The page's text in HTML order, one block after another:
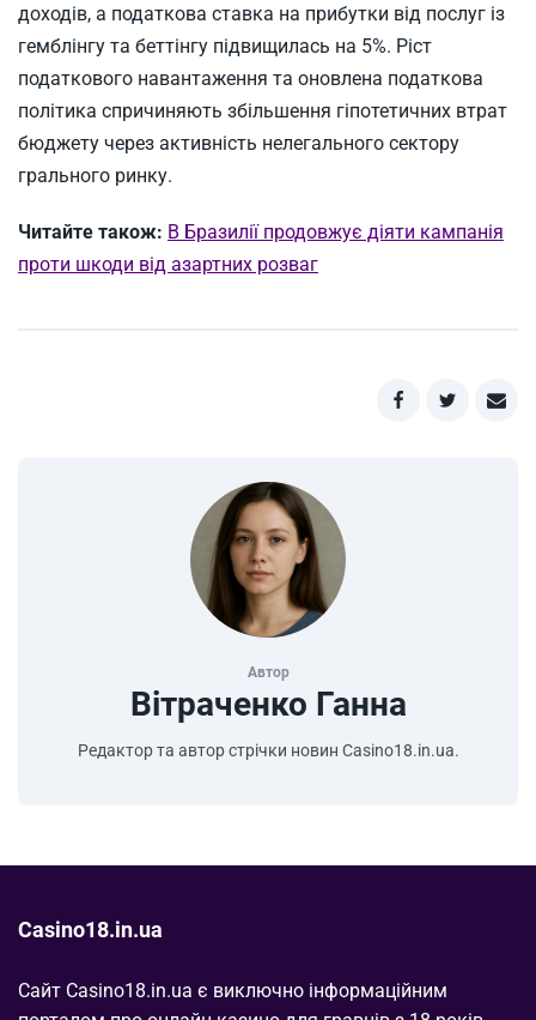
доходів, а податкова ставка на прибутки від послуг із
гемблінгу та беттінгу підвищилась на 5%. Ріст
податкового навантаження та оновлена податкова
політика спричиняють збільшення гіпотетичних втрат
бюджету через активність нелегального сектору
грального ринку.
Читайте також: В Бразилії продовжує діяти кампанія
проти шкоди від азартних розваг
Автор
Вітраченко Ганна
Редактор та автор стрічки новин Casino18.in.ua.
Casino18.in.ua
Сайт Casino18.in.ua є виключно інформаційним